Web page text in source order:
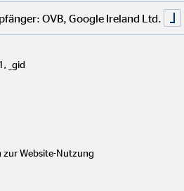
von unserer Beratung!
OVB, Google Ireland Ltd.
_gid
zur Website-Nutzung